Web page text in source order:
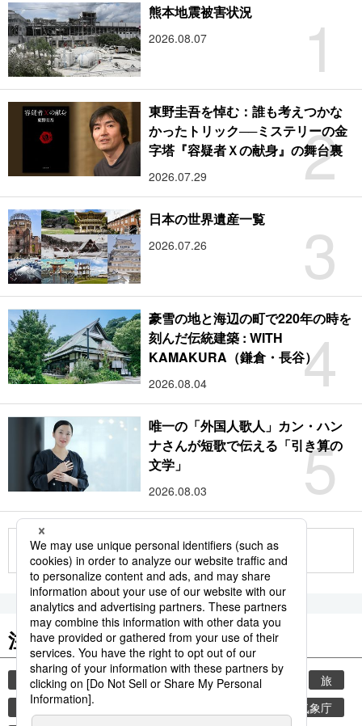
1
熊本地震被害状況
2026.08.07
2
東野圭吾を悼む：誰も考えつかな
かったトリック──ミステリーの金
字塔『容疑者Ｘの献身』の舞台裏
2026.07.29
3
日本の世界遺産一覧
2026.07.26
4
豪雪の地と海辺の町で220年の時を
刻んだ伝統建築 : WITH
KAMAKURA（鎌倉・長谷）
2026.08.04
5
唯一の「外国人歌人」カン・ハン
ナさんが短歌で伝える「引き算の
文学」
2026.08.03
もっと見る
注目のキーワード
共同通信ニュース 時事通信ニュース 観光
旅
環境・自然・生物
気象庁